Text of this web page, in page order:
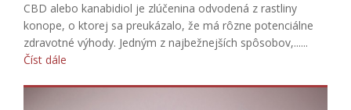
CBD alebo kanabidiol je zlúčenina odvodená z rastliny
konope, o ktorej sa preukázalo, že má rôzne potenciálne
zdravotné výhody. Jedným z najbežnejších spôsobov,......
Číst dále